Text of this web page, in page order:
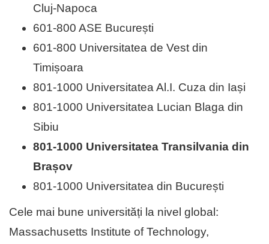
Cluj-Napoca
601-800 ASE București
601-800 Universitatea de Vest din
Timișoara
801-1000 Universitatea Al.I. Cuza din Iași
801-1000 Universitatea Lucian Blaga din
Sibiu
801-1000 Universitatea Transilvania din
Brașov
801-1000 Universitatea din București
Cele mai bune universități la nivel global:
Massachusetts Institute of Technology,